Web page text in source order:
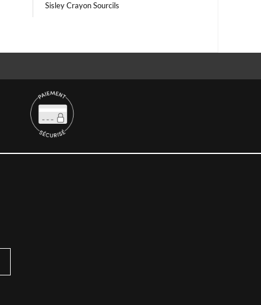
Sisley Crayon Sourcils